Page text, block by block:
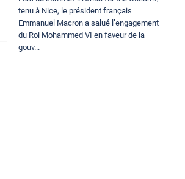
tenu à Nice, le président français
Emmanuel Macron a salué l’engagement
du Roi Mohammed VI en faveur de la
gouv...